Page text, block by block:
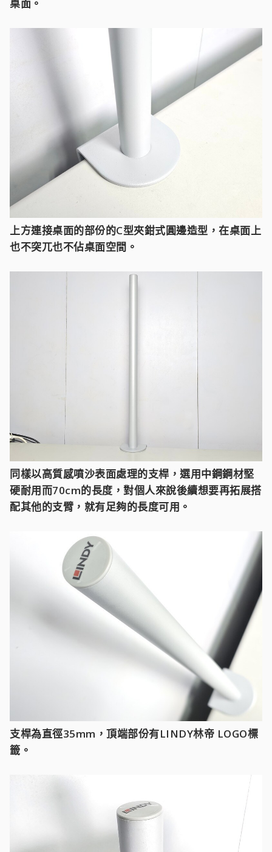
桌面。
上方連接桌面的部份的C型夾鉗式圓邊造型，在桌面上
也不突兀也不佔桌面空間。
同樣以高質感噴沙表面處理的支桿，選用中鋼鋼材堅
硬耐用而70cm的長度，對個人來說後續想要再拓展搭
配其他的支臂，就有足夠的長度可用。
支桿為直徑35mm，頂端部份有LINDY林帝 LOGO標
籤。